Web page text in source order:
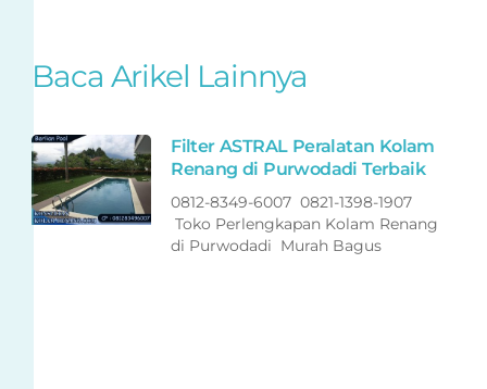
Baca Arikel Lainnya
Filter ASTRAL Peralatan Kolam
Renang di Purwodadi Terbaik
0812-8349-6007 0821-1398-1907
Toko Perlengkapan Kolam Renang
di Purwodadi Murah Bagus